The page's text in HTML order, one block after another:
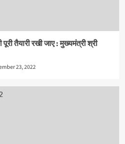
तैयारी रखी जाए : मुख्यमंत्री श्री
23, 2022